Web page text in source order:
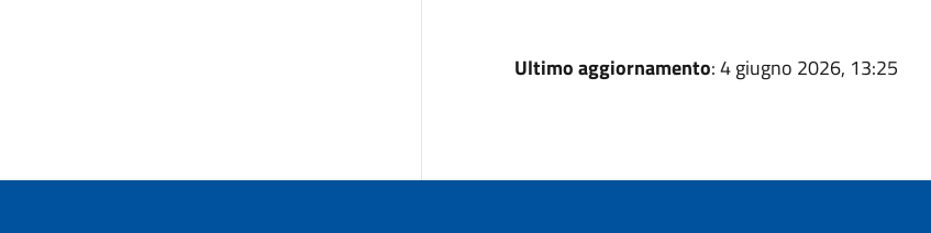
Ultimo aggiornamento: 4 giugno 2026, 13:25